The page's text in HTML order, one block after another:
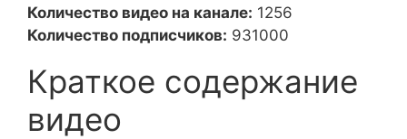
Количество видео на канале: 1256
Количество подписчиков: 931000
Краткое содержание
видео